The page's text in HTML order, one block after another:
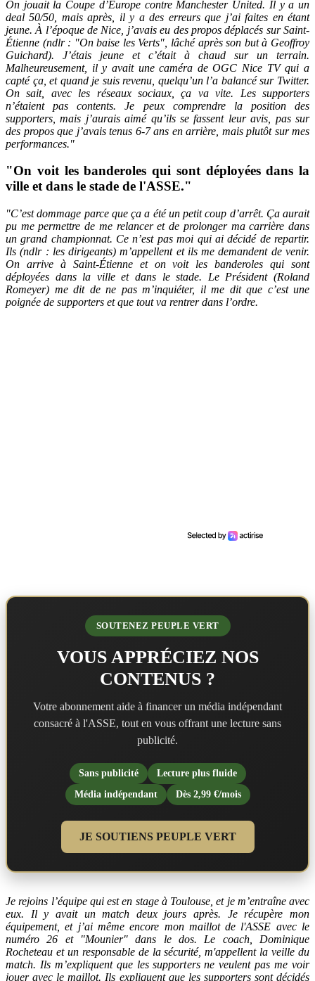
On jouait la Coupe d’Europe contre Manchester United. Il y a un
deal 50/50, mais après, il y a des erreurs que j’ai faites en étant
jeune. À l’époque de Nice, j’avais eu des propos déplacés sur Saint-
Étienne (ndlr : "On baise les Verts", lâché après son but à Geoffroy
Guichard). J’étais jeune et c’était à chaud sur un terrain.
Malheureusement, il y avait une caméra de OGC Nice TV qui a
capté ça, et quand je suis revenu, quelqu’un l’a balancé sur Twitter.
On sait, avec les réseaux sociaux, ça va vite. Les supporters
n’étaient pas contents. Je peux comprendre la position des
supporters, mais j’aurais aimé qu’ils se fassent leur avis, pas sur
des propos que j’avais tenus 6-7 ans en arrière, mais plutôt sur mes
performances."
"On voit les banderoles qui sont déployées dans la
ville et dans le stade de l'ASSE."
"C’est dommage parce que ça a été un petit coup d’arrêt. Ça aurait
pu me permettre de me relancer et de prolonger ma carrière dans
un grand championnat. Ce n’est pas moi qui ai décidé de repartir.
Ils (ndlr : les dirigeants) m’appellent et ils me demandent de venir.
On arrive à Saint-Étienne et on voit les banderoles qui sont
déployées dans la ville et dans le stade. Le Président (Roland
Romeyer) me dit de ne pas m’inquiéter, il me dit que c’est une
poignée de supporters et que tout va rentrer dans l’ordre.
SOUTENEZ PEUPLE VERT
VOUS APPRÉCIEZ NOS
CONTENUS ?
Votre abonnement aide à financer un média indépendant
consacré à l'ASSE, tout en vous offrant une lecture sans
publicité.
Sans publicité
Lecture plus fluide
Média indépendant
Dès 2,99 €/mois
JE SOUTIENS PEUPLE VERT
Je rejoins l’équipe qui est en stage à Toulouse, et je m’entraîne avec
eux. Il y avait un match deux jours après. Je récupère mon
équipement, et j’ai même encore mon maillot de l'ASSE avec le
numéro 26 et "Mounier" dans le dos. Le coach, Dominique
Rocheteau et un responsable de la sécurité, m'appellent la veille du
match. Ils m’expliquent que les supporters ne veulent pas me voir
jouer avec le maillot. Ils expliquent que les supporters sont décidés